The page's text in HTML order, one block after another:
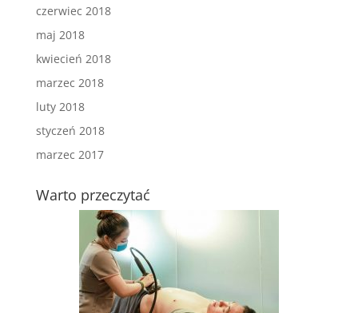
czerwiec 2018
maj 2018
kwiecień 2018
marzec 2018
luty 2018
styczeń 2018
marzec 2017
Warto przeczytać